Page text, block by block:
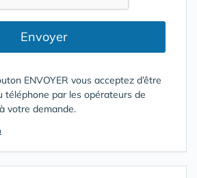
Envoyer
ENVOYER vous acceptez d’être
téléphone par les opérateurs de
votre demande.